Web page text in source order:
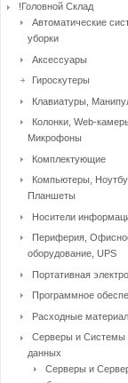
!Головной Склад
Автоматические
уборки
Аксессуары
Гироскутеры
Клавиатуры,
Колонки, Web-
Микрофоны
Комплектующие
Компьютеры,
Планшеты
Носители
Периферия,
оборудование, UPS
Портативная
Программное
Расходные
Серверы и Системы
данных
Серверы и